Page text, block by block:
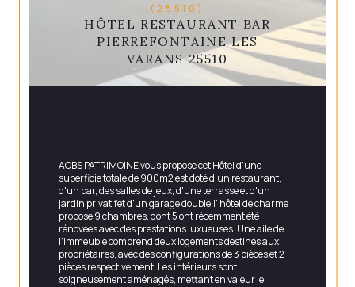
(25510)
HÔTEL RESTAURANT BAR
PIERREFONTAINE LES
VARANS 25510
ACBS PATRIMOINE vous propose cet Hôtel d'une
superficie totale de 900m2 est doté d'un restaurant,
d'un bar, des salles de jeux, d'une terrasse et d'un
jardin privatifet d'un garage double.l' hôtel de charme
propose 9 chambres, dont 5 ont récemment été
rénovées avec des prestations luxueuses. Une aile de
l'immeuble comprend deux logements destinés aux
propriétaires, avec des configurations de 3 pièces et 2
pièces respectivement. Les intérieurs sont
soigneusement aménagés, mettant en valeur le